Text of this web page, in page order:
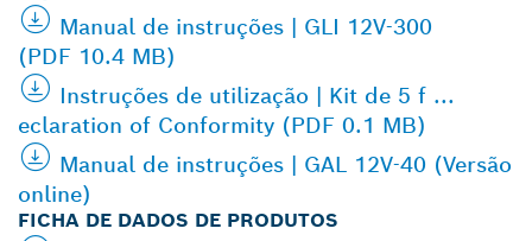
Manual de instruções | GLI 12V-300
(PDF 10.4 MB)
Instruções de utilização | Kit de 5 f ...
eclaration of Conformity (PDF 0.1 MB)
Manual de instruções | GAL 12V-40 (Versão
online)
FICHA DE DADOS DE PRODUTOS